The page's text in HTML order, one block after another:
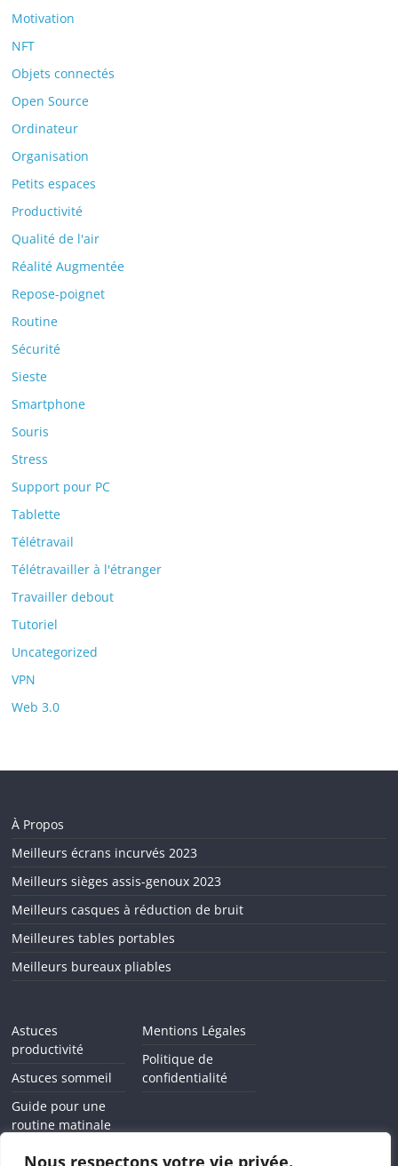
Nous respectons votre vie privée.
Motivation
NFT
Objets connectés
Open Source
Ordinateur
Organisation
Petits espaces
Productivité
Qualité de l'air
Réalité Augmentée
Repose-poignet
Routine
Sécurité
Sieste
Smartphone
Souris
Stress
Support pour PC
Tablette
Télétravail
Télétravailler à l'étranger
Travailler debout
Tutoriel
Uncategorized
VPN
Web 3.0
À Propos
Meilleurs écrans incurvés 2023
Meilleurs sièges assis-genoux 2023
Meilleurs casques à réduction de bruit
Meilleures tables portables
Meilleurs bureaux pliables
Astuces
productivité
Astuces sommeil
Guide pour une
routine matinale
Comment arrêter
Mentions Légales
Politique de
confidentialité